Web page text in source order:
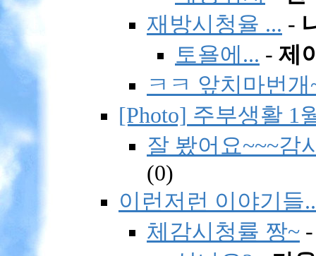
재방시청율 ... -
토욜에... - 제
ㅋㅋ 앞치마번개
[Photo] 주부생활 1
잘 봤어요~~~감
(0)
이런저런 이야기들
체감시청률 짱~